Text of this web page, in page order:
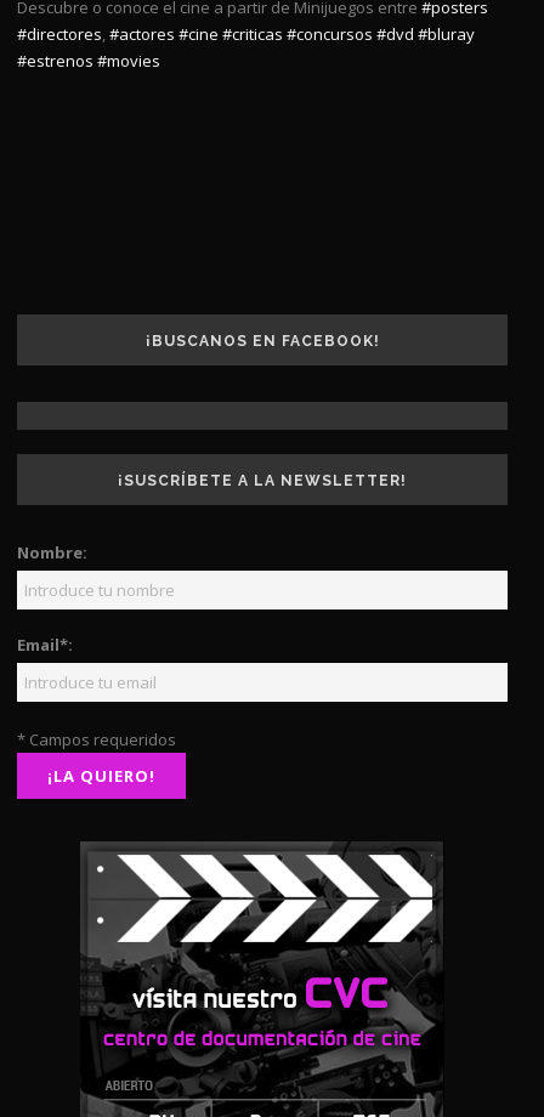
Descubre o conoce el cine a partir de Minijuegos entre #posters
#directores,#actores #cine #criticas #concursos #dvd #bluray
#estrenos #movies
¡BUSCANOS EN FACEBOOK!
¡SUSCRÍBETE A LA NEWSLETTER!
Nombre:
Email*:
* Campos requeridos